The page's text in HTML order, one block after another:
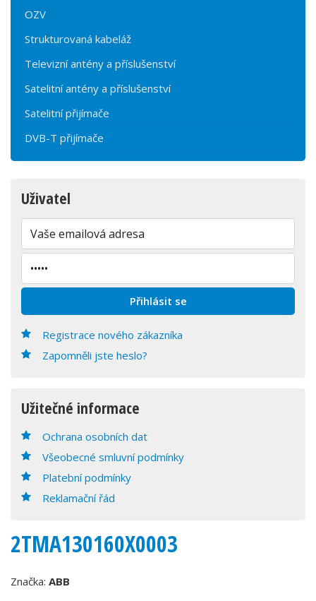
OZV
Strukturovaná kabeláž
Televizní antény a příslušenství
Satelitní antény a příslušenství
Satelitní přijímače
DVB-T přijímače
Uživatel
Registrace nového zákazníka
Zapomněli jste heslo?
Užitečné informace
Ochrana osobních dat
Všeobecné smluvní podmínky
Platební podmínky
Reklamační řád
2TMA130160X0003
Značka: ABB